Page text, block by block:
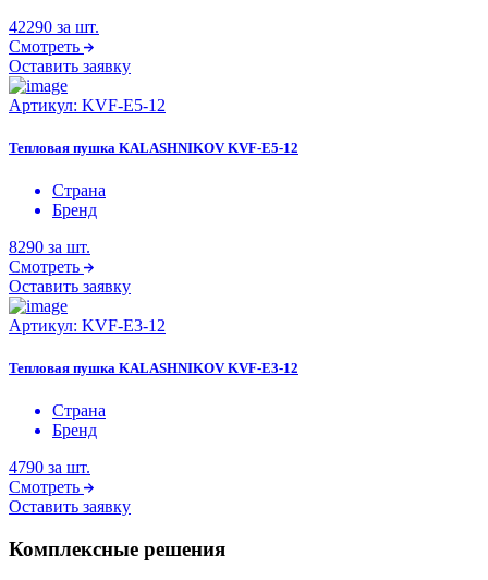
42290 за шт.
Смотреть
Оставить заявку
Артикул: KVF-E5-12
Тепловая пушка KALASHNIKOV KVF-E5-12
Страна
Бренд
8290 за шт.
Смотреть
Оставить заявку
Артикул: KVF-E3-12
Тепловая пушка KALASHNIKOV KVF-E3-12
Страна
Бренд
4790 за шт.
Смотреть
Оставить заявку
Комплексные решения